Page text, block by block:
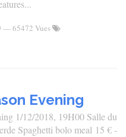
— 65472 Vues
Evening
1/12/2018, 19H00 Salle du
Spaghetti bolo meal 15 € -